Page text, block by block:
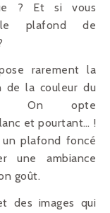
? Et si vous
plafond de
rarement la
de la couleur du
On opte
et pourtant… !
plafond foncé
une ambiance
goût.
des images qui